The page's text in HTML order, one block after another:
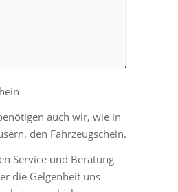
auch wir, wie in
den Fahrzeugschein.
Service und Beratung
die Gelgenheit uns